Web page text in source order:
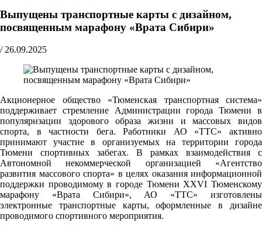
Выпущены транспортные карты с дизайном,
посвященным марафону «Врата Сибири»
/ 26.09.2025
Акционерное общество «Тюменская транспортная система»
поддерживает стремление Администрации города Тюмени в
популяризации здорового образа жизни и массовых видов
спорта, в частности бега. Работники АО «ТТС» активно
принимают участие в организуемых на территории города
Тюмени спортивных забегах. В рамках взаимодействия с
Автономной некоммерческой организацией «Агентство
развития массового спорта» в целях оказания информационной
поддержки проводимому в городе Тюмени XXVI Тюменскому
марафону «Врата Сибири», АО «ТТС» изготовлены
электронные транспортные карты, оформленные в дизайне
проводимого спортивного мероприятия.